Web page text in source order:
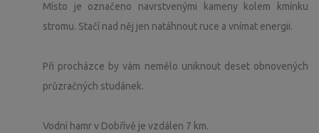
Místo je označeno navrstvenými kameny kolem kmínku
stromu. Stačí nad něj jen natáhnout ruce a vnímat energii.
Při procházce by vám nemělo uniknout deset obnovených
průzračných studánek.
Vodní hamr v Dobřívě je vzdálen 7 km.